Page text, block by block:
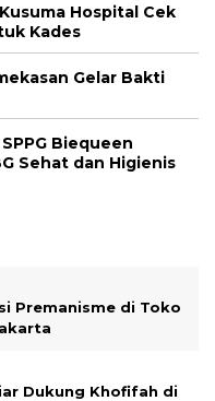
Hospital Cek
Kades
Gelar Bakti
Biequeen
Sehat dan Higienis
Premanisme di Toko
Dukung Khofifah di